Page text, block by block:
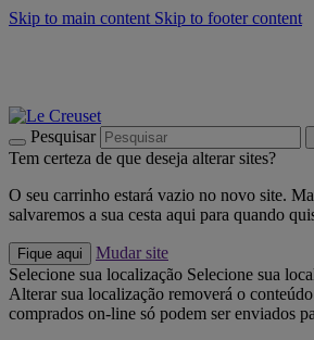
Skip to main content Skip to footer content
Pesquisar
Tem certeza de que deseja alterar sites?
O seu carrinho estará vazio no novo site.
salvaremos a sua cesta aqui para quando
Fique aqui
Mudar site
Selecione sua localização Selecione sua
Alterar sua localização removerá o
comprados on-line só podem ser enviados